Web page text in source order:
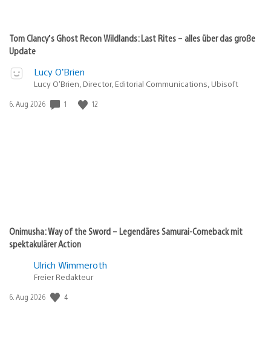
Tom Clancy’s Ghost Recon Wildlands: Last Rites – alles über das große
Update
Lucy O’Brien
Lucy O’Brien, Director, Editorial Communications, Ubisoft
Veröffentlichungsdatum:
6. Aug 2026 1 12
Onimusha: Way of the Sword – Legendäres Samurai-Comeback mit
spektakulärer Action
Ulrich Wimmeroth
Freier Redakteur
Veröffentlichungsdatum:
6. Aug 2026 4